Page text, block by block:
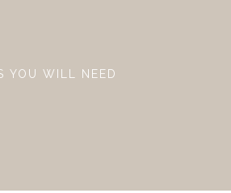
YOU WILL NEED